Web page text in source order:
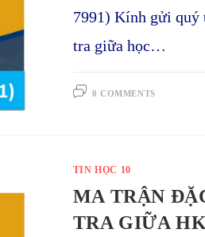
7991) Kính gửi quý
tra giữa học…
0 COMMENTS
TIN HỌC 10
MA TRẬN
TRA GIỮA